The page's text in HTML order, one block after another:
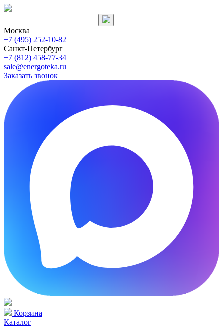
Москва
+7 (495) 252-10-82
Санкт-Петербург
+7 (812) 458-77-34
sale@energoteka.ru
Заказать звонок
Корзина
Каталог